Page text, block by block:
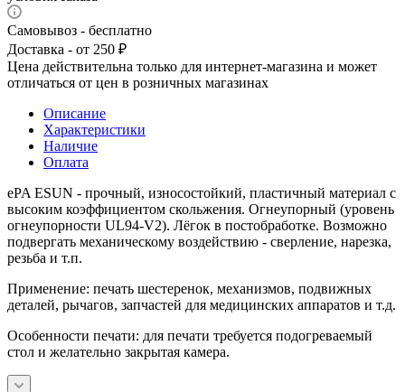
Самовывоз - бесплатно
Доставка - от 250 ₽
Цена действительна только для интернет-магазина и может
отличаться от цен в розничных магазинах
Описание
Характеристики
Наличие
Оплата
ePA ESUN - прочный, износостойкий, пластичный материал с
высоким коэффициентом скольжения. Огнеупорный (уровень
огнеупорности UL94-V2). Лёгок в постобработке. Возможно
подвергать механическому воздействию - сверление, нарезка,
резьба и т.п.
Применение: печать шестеренок, механизмов, подвижных
деталей, рычагов, запчастей для медицинских аппаратов и т.д.
Особенности печати: для печати требуется подогреваемый
стол и желательно закрытая камера.